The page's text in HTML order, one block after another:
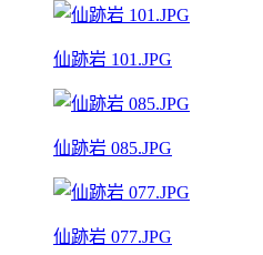
仙跡岩 101.JPG
仙跡岩 085.JPG
仙跡岩 077.JPG